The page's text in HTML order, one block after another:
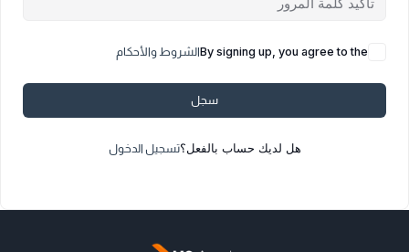
By signing up, you agree to theالشروط والأحكام
سجل
هل لديك حساب بالفعل؟تسجيل الدخول